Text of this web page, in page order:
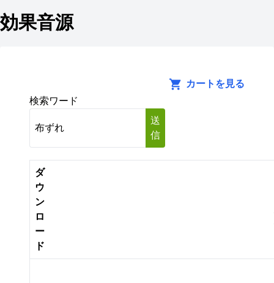
効果音源
カートを見る
検索ワード
送
信
ダ
ウ
ン
ロ
ー
ド